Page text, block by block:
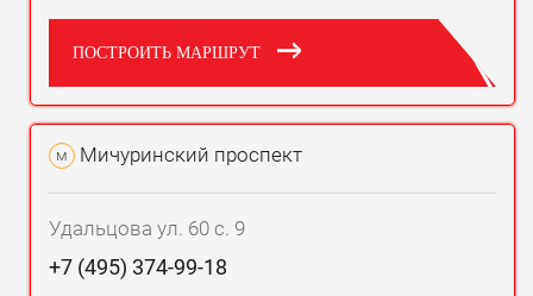
ПОСТРОИТЬ МАРШРУТ
м Мичуринский проспект
Удальцова ул. 60 с. 9
+7 (495) 374-99-18